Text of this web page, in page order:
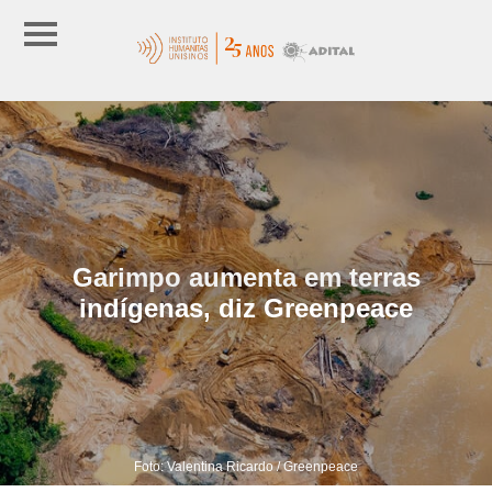
Garimpo aumenta em terras
indígenas, diz Greenpeace
Foto: Valentina Ricardo / Greenpeace